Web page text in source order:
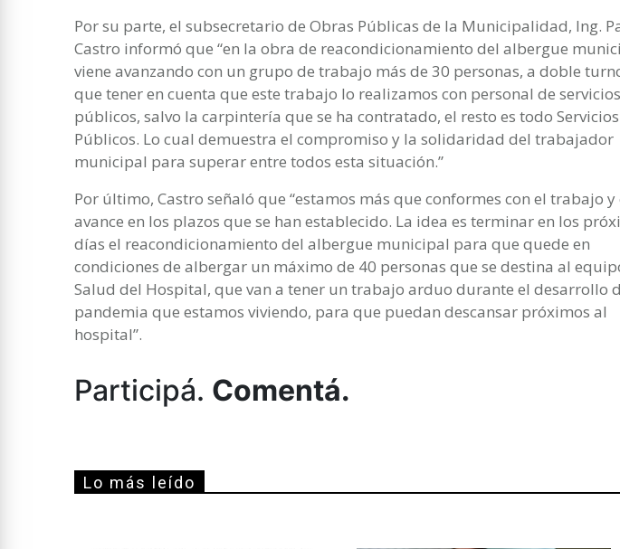
Por su parte, el subsecretario de Obras Públicas de la Municipalidad, Ing.
Castro informó que “en la obra de reacondicionamiento del albergue
viene avanzando con un grupo de trabajo más de 30 personas, a doble
que tener en cuenta que este trabajo lo realizamos con personal de servicios
públicos, salvo la carpintería que se ha contratado, el resto es todo Servicios
Públicos. Lo cual demuestra el compromiso y la solidaridad del trabajador
municipal para superar entre todos esta situación.”
Por último, Castro señaló que “estamos más que conformes con el trabajo y
avance en los plazos que se han establecido. La idea es terminar en los
días el reacondicionamiento del albergue municipal para que quede en
condiciones de albergar un máximo de 40 personas que se destina al
Salud del Hospital, que van a tener un trabajo arduo durante el desarrollo
pandemia que estamos viviendo, para que puedan descansar próximos al
hospital”.
Participá. Comentá.
Lo más leído